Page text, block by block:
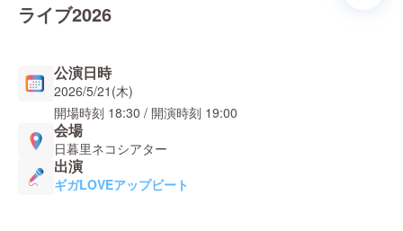
ライブ2026
公演日時
2026/5/21(木)
開場時刻 18:30 / 開演時刻 19:00
会場
日暮里ネコシアター
出演
ギガLOVEアップビート